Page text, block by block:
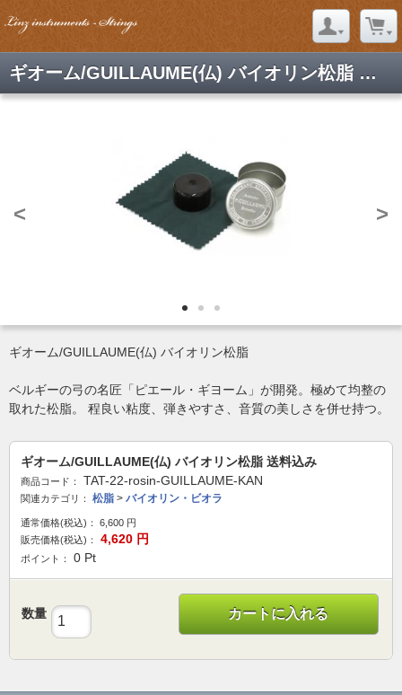
ギオーム/GUILLAUME(仏) バイオリン松脂 送料込み
< >
ギオーム/GUILLAUME(仏) バイオリン松脂
ベルギーの弓の名匠「ピエール・ギヨーム」が開発。極めて均整の
取れた松脂。 程良い粘度、弾きやすさ、音質の美しさを併せ持つ。
ギオーム/GUILLAUME(仏) バイオリン松脂 送料込み
商品コード： TAT-22-rosin-GUILLAUME-KAN
関連カテゴリ： 松脂 > バイオリン・ビオラ
通常価格(税込)： 6,600 円
販売価格(税込)：
4,620 円
ポイント： 0 Pt
数量 カートに入れる